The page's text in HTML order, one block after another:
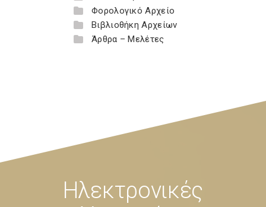
Φορολογικό Αρχείο
Βιβλιοθήκη Αρχείων
Άρθρα – Μελέτες
Ηλεκτρονικές